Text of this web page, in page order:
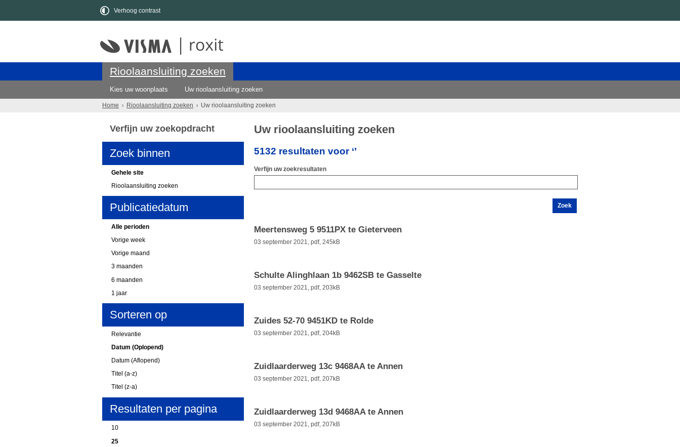
Verhoog contrast
Rioolaansluiting zoeken
Kies uw woonplaats Uw rioolaansluiting zoeken
Home Rioolaansluiting zoeken Uw rioolaansluiting zoeken
Uw rioolaansluiting zoeken
5132 resultaten voor ‘’
Verfijn uw zoekresultaten
Meertensweg 5 9511PX te Gieterveen
03 september 2021, pdf, 245kB
Schulte Alinghlaan 1b 9462SB te Gasselte
03 september 2021, pdf, 203kB
Zuides 52-70 9451KD te Rolde
03 september 2021, pdf, 204kB
Zuidlaarderweg 13c 9468AA te Annen
03 september 2021, pdf, 207kB
Zuidlaarderweg 13d 9468AA te Annen
03 september 2021, pdf, 207kB
Verfijn uw zoekopdracht
Zoek binnen
Gehele site
Rioolaansluiting zoeken
Publicatiedatum
Alle perioden
Vorige week
Vorige maand
3 maanden
6 maanden
1 jaar
Sorteren op
Relevantie
Datum (Oplopend)
Datum (Aflopend)
Titel (a-z)
Titel (z-a)
Resultaten per pagina
10
25